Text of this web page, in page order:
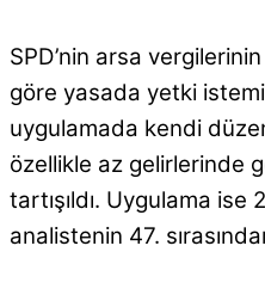
SPD’nin arsa
göre yasada yetki
uygulamada kendi
özellikle az gelirlerinde
tartışıldı. Uygulama
analistenin 47.